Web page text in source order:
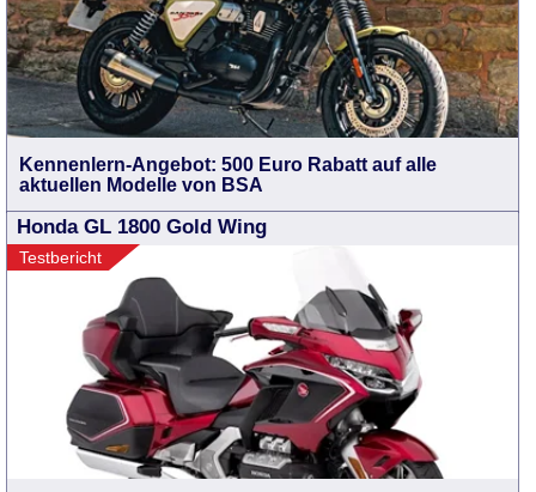
Kennenlern-Angebot: 500 Euro Rabatt auf alle
aktuellen Modelle von BSA
Honda GL 1800 Gold Wing
Testbericht